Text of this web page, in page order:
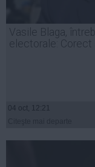
Vasile Blaga,
electorale: Corect
04 oct, 12:21